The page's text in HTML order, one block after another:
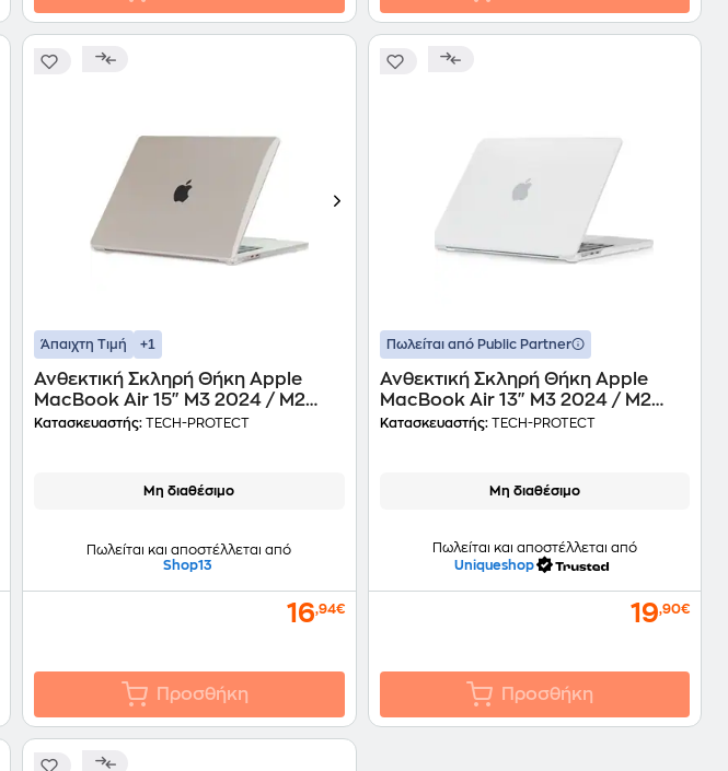
Άπαιχτη Τιμή +1
Ανθεκτική Σκληρή Θήκη Apple
MacBook Air 15" M3 2024 / M2
2023 - Tech-Protect Smartshell -
Κατασκευαστής: TECH-PROTECT
Μη διαθέσιμο
Πωλείται και αποστέλλεται από
Shop13
16,94€
Προσθήκη
Πωλείται από Public Partner
Ανθεκτική Σκληρή Θήκη Apple
MacBook Air 13" M3 2024 / M2
2022 - Tech-Protect Smartshell -
Κατασκευαστής:TECH-PROTECT
Μη διαθέσιμο
Πωλείται και αποστέλλεται από
Uniqueshop
19,90€
Προσθήκη